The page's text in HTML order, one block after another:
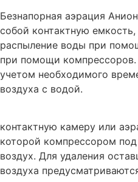
Безнапорная аэрация
собой контактную емкость,
распыление воды при
при помощи
учетом необходимого
воздуха с водой.
контактную камеру или
которой компрессором под
воздух. Для удаления
воздуха